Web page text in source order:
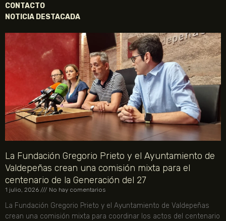
CONTACTO
NOTICIA DESTACADA
La Fundación Gregorio Prieto y el Ayuntamiento de
Valdepeñas crean una comisión mixta para el
centenario de la Generación del 27
1 julio, 2026 No hay comentarios
La Fundación Gregorio Prieto y el Ayuntamiento de Valdepeñas
crean una comisión mixta para coordinar los actos del centenario